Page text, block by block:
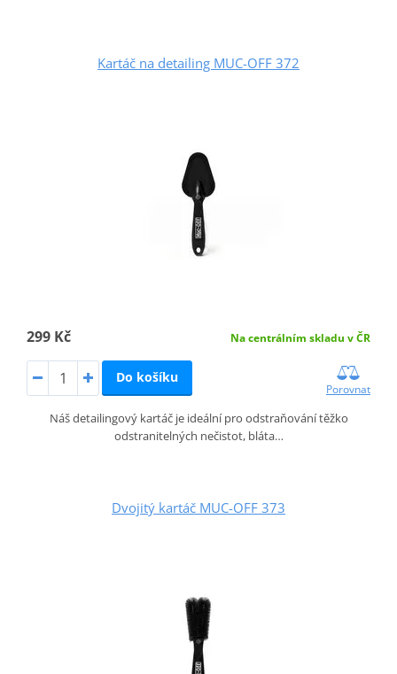
Kartáč na detailing MUC-OFF 372
299 Kč Na centrálním skladu v ČR
Do košíku
Porovnat
Náš detailingový kartáč je ideální pro odstraňování těžko
odstranitelných nečistot, bláta…
Dvojitý kartáč MUC-OFF 373